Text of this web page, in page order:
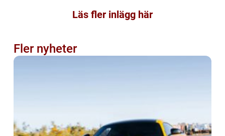
Läs fler inlägg här
Fler nyheter